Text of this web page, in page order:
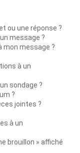
ou une réponse ?
message ?
mon message ?
à un
sondage ?
?
jointes ?
à un
brouillon » affiché